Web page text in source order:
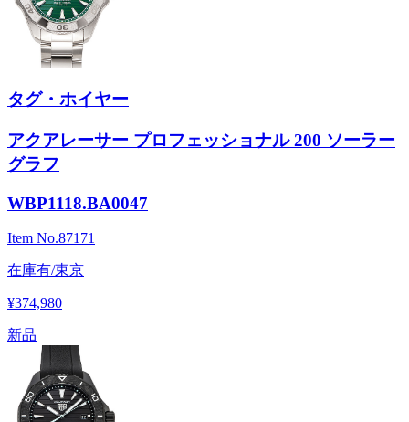
タグ・ホイヤー
アクアレーサー プロフェッショナル 200 ソーラー
グラフ
WBP1118.BA0047
Item No.87171
在庫有/東京
¥374,980
新品